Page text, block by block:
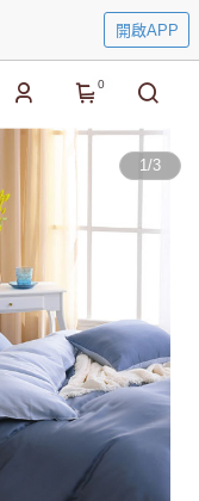
開啟APP
0
1/3